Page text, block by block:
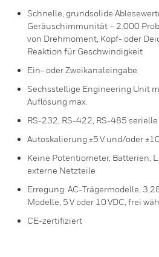
Schnelle, grundsolide
Geräuschimmunität – 2.000
von Drehmoment, Kopf- oder
Reaktion für Geschwindigkeit
Ein- oder Zweikanaleingabe
Sechsstellige Engineering Unit
Auflösung max.
RS-232, RS-422, RS-485
Autoskalierung ±5 V und/oder
Keine Potentiometer, Batterien,
externe Netzteile
Erregung: AC-Trägermodelle,
Modelle, 5 V oder 10 VDC, frei
CE-zertifiziert